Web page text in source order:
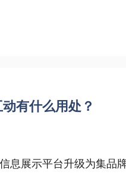
有什么用处？
息展示平台升级为集品